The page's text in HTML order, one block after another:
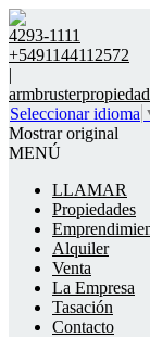
4293-1111
+5491144112572
|
Seleccionar idioma
Mostrar original
MENÚ
LLAMAR
Propiedades
Alquiler
Venta
La Empresa
Tasación
Contacto